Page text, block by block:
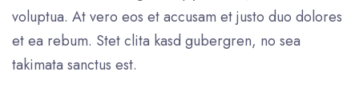
voluptua. At vero eos et accusam et justo duo dolores
et ea rebum. Stet clita kasd gubergren, no sea
takimata sanctus est.